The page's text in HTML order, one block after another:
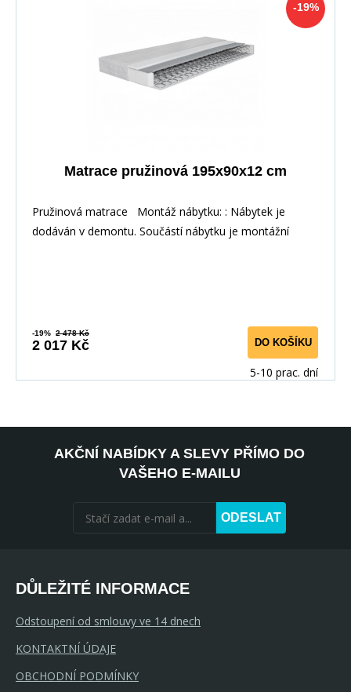
-19%
Matrace pružinová 195x90x12 cm
Pružinová matrace Montáž nábytku: : Nábytek je
dodáván v demontu. Součástí nábytku je montážní
-19% 2 478 Kč
2 017 Kč DO KOŠÍKU
5-10 prac. dní
AKČNÍ NABÍDKY A SLEVY PŘÍMO DO
VAŠEHO E-MAILU
ODESLAT
DŮLEŽITÉ INFORMACE
Odstoupení od smlouvy ve 14 dnech
KONTAKTNÍ ÚDAJE
OBCHODNÍ PODMÍNKY